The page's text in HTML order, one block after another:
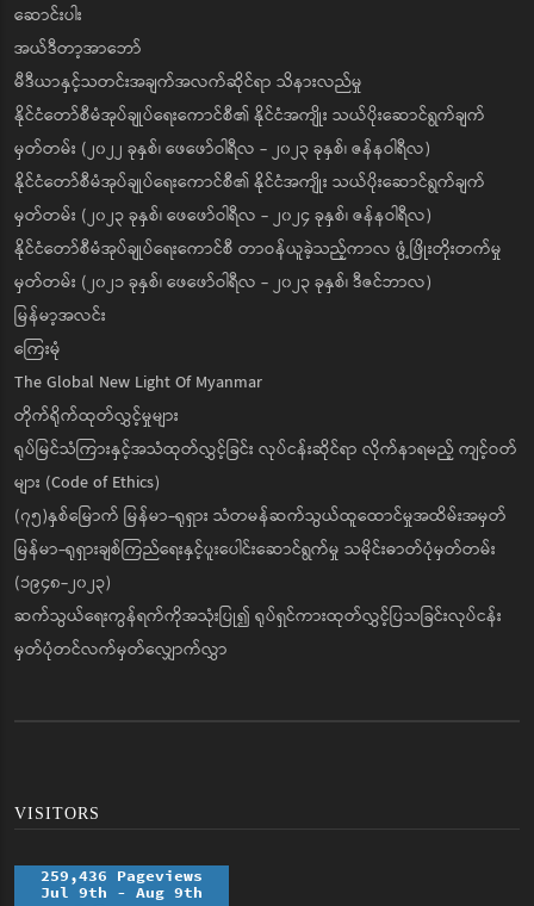
ဆောင်းပါး
အယ်ဒီတာ့အာဘော်
မီဒီယာနှင့်သတင်းအချက်အလက်ဆိုင်ရာ သိနားလည်မှု
နိုင်ငံတော်စီမံအုပ်ချုပ်ရေးကောင်စီ၏ နိုင်ငံအကျိုး သယ်ပိုးဆောင်ရွက်ချက်
မှတ်တမ်း (၂၀၂၂ ခုနှစ်၊ ဖေဖော်ဝါရီလ - ၂၀၂၃ ခုနှစ်၊ ဇန်နဝါရီလ)
နိုင်ငံတော်စီမံအုပ်ချုပ်ရေးကောင်စီ၏ နိုင်ငံအကျိုး သယ်ပိုးဆောင်ရွက်ချက်
မှတ်တမ်း (၂၀၂၃ ခုနှစ်၊ ဖေဖော်ဝါရီလ - ၂၀၂၄ ခုနှစ်၊ ဇန်နဝါရီလ)
နိုင်ငံတော်စီမံအုပ်ချုပ်ရေးကောင်စီ တာဝန်ယူခဲ့သည့်ကာလ ဖွံ့ဖြိုးတိုးတက်မှု
မှတ်တမ်း (၂၀၂၁ ခုနှစ်၊ ဖေဖော်ဝါရီလ - ၂၀၂၃ ခုနှစ်၊ ဒီဇင်ဘာလ)
မြန်မာ့အလင်း
ကြေးမုံ
The Global New Light Of Myanmar
တိုက်ရိုက်ထုတ်လွှင့်မှုများ
ရုပ်မြင်သံကြားနှင့်အသံထုတ်လွှင့်ခြင်း လုပ်ငန်းဆိုင်ရာ လိုက်နာရမည့် ကျင့်ဝတ်
များ (Code of Ethics)
(၇၅)နှစ်မြောက် မြန်မာ-ရုရှား သံတမန်ဆက်သွယ်ထူထောင်မှုအထိမ်းအမှတ်
မြန်မာ-ရုရှားချစ်ကြည်ရေးနှင့်ပူးပေါင်းဆောင်ရွက်မှု သမိုင်းဓာတ်ပုံမှတ်တမ်း
(၁၉၄၈-၂၀၂၃)
ဆက်သွယ်ရေးကွန်ရက်ကိုအသုံးပြု၍ ရုပ်ရှင်ကားထုတ်လွှင့်ပြသခြင်းလုပ်ငန်း
မှတ်ပုံတင်လက်မှတ်လျှောက်လွှာ
VISITORS